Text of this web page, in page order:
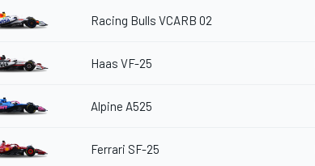
Racing Bulls VCARB 02
Haas VF-25
Alpine A525
Ferrari SF-25